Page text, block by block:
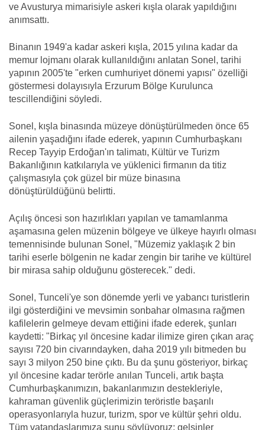
ve Avusturya mimarisiyle askeri kışla olarak yapıldığını
anımsattı.
Binanın 1949'a kadar askeri kışla, 2015 yılına kadar da
memur lojmanı olarak kullanıldığını anlatan Sonel, tarihi
yapının 2005'te "erken cumhuriyet dönemi yapısı" özelliği
göstermesi dolayısıyla Erzurum Bölge Kurulunca
tescillendiğini söyledi.
Sonel, kışla binasında müzeye dönüştürülmeden önce 65
ailenin yaşadığını ifade ederek, yapının Cumhurbaşkanı
Recep Tayyip Erdoğan'ın talimatı, Kültür ve Turizm
Bakanlığının katkılarıyla ve yüklenici firmanın da titiz
çalışmasıyla çok güzel bir müze binasına
dönüştürüldüğünü belirtti.
Açılış öncesi son hazırlıkları yapılan ve tamamlanma
aşamasına gelen müzenin bölgeye ve ülkeye hayırlı olması
temennisinde bulunan Sonel, "Müzemiz yaklaşık 2 bin
tarihi eserle bölgenin ne kadar zengin bir tarihe ve kültürel
bir mirasa sahip olduğunu gösterecek." dedi.
Sonel, Tunceli'ye son dönemde yerli ve yabancı turistlerin
ilgi gösterdiğini ve mevsimin sonbahar olmasına rağmen
kafilelerin gelmeye devam ettiğini ifade ederek, şunları
kaydetti: "Birkaç yıl öncesine kadar ilimize giren çıkan araç
sayısı 720 bin civarındayken, daha 2019 yılı bitmeden bu
sayı 3 milyon 250 bine çıktı. Bu da şunu gösteriyor, birkaç
yıl öncesine kadar terörle anılan Tunceli, artık başta
Cumhurbaşkanımızın, bakanlarımızın destekleriyle,
kahraman güvenlik güçlerimizin teröristle başarılı
operasyonlarıyla huzur, turizm, spor ve kültür şehri oldu.
Tüm vatandaşlarımıza şunu söylüyoruz; gelsinler